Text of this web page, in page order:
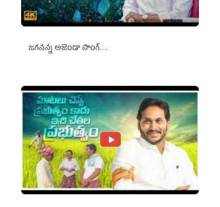
జగనన్న అజెండా సాంగ్….